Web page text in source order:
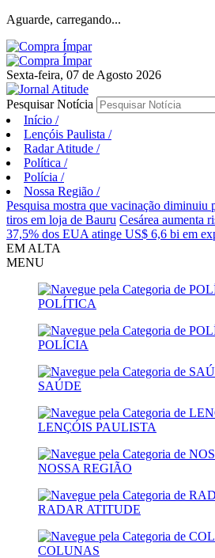
Aguarde, carregando...
Sexta-feira, 07 de Agosto 2026
Pesquisar Notícia
Início /
Lençóis Paulista /
Radar Atitude /
Política /
Polícia /
Nossa Região /
Pesquisa mostra que vacinação
tiros em loja de Bauru Cesárea aumenta
37,5% dos EUA atinge US$ 6,6 bi em
EM ALTA
MENU
POLÍTICA
POLÍCIA
SAÚDE
LENÇÓIS PAULISTA
NOSSA REGIÃO
RADAR ATITUDE
COLUNAS